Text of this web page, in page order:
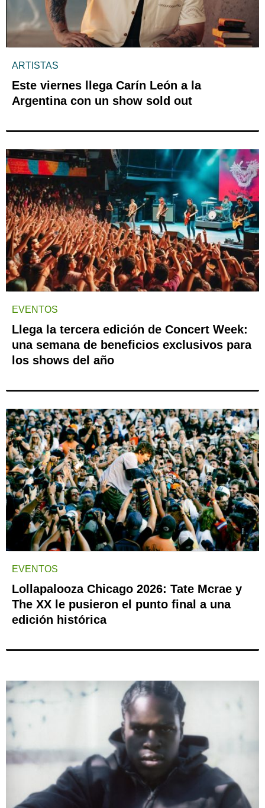
ARTISTAS
Este viernes llega Carín León a la
Argentina con un show sold out
EVENTOS
Llega la tercera edición de Concert Week:
una semana de beneficios exclusivos para
los shows del año
EVENTOS
Lollapalooza Chicago 2026: Tate Mcrae y
The XX le pusieron el punto final a una
edición histórica